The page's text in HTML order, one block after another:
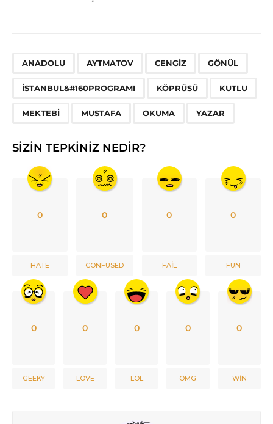
ANADOLU AYTMATOV CENGIZ GÖNÜL
İSTANBUL&#160PROGRAMI KÖPRÜSÜ KUTLU
MEKTEBI MUSTAFA OKUMA YAZAR
SIZIN TEPKINIZ NEDIR?
0
HATE
0
CONFUSED
0
FAIL
0
FUN
0
GEEKY
0
LOVE
0
LOL
0
OMG
0
WIN